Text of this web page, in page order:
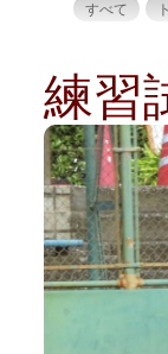
すべて
練習